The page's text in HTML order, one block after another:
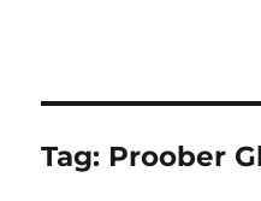
Tag: Proober